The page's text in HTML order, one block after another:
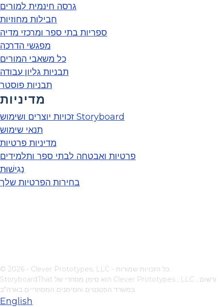
גרסה חינמית למורים
חבילות מחוזיות
ספריות בתי ספר ומרכזי מדיה
מפגשי הדרכה
כל משאבי המורים
תבניות גליון עבודה
תבניות פוסטר
מדיניות
זכויות יוצרים ושימוש Storyboard
תנאי שימוש
מדיניות פרטיות
פרטיות ואבטחה לבתי ספר ותלמידים
נְגִישׁוּת
בחירות הפרטיות שלך
© 2026 - Clever Prototypes, LLC - כל הזכויות שמורות.
Clever Prototypes , LLC , ורשום
במשרד הפטנטים והסימנים המסחריים בארה"ב
English